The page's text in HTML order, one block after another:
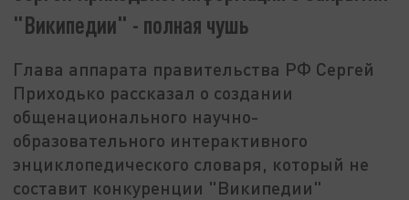
"Википедии" - полная чушь
Глава аппарата правительства РФ Сергей
Приходько рассказал о создании
общенационального научно-
образовательного интерактивного
энциклопедического словаря, который не
составит конкуренции "Википедии"